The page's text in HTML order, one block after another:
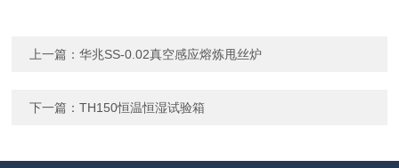
上一篇：华兆SS-0.02真空感应熔炼甩丝炉
下一篇：TH150恒温恒湿试验箱